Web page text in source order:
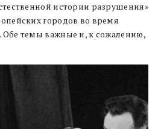
истории разрушения»
городов во время
темы важные и, к сожалению,